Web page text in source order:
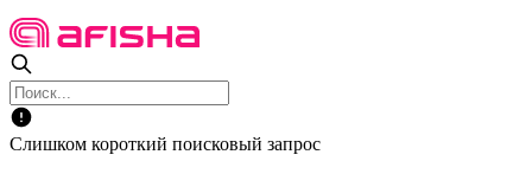
Слишком короткий поисковый запрос